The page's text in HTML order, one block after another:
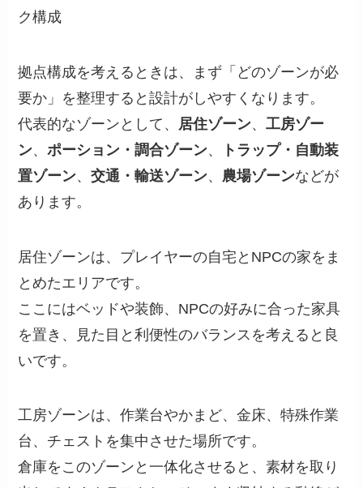
ク構成
拠点構成を考えるときは、まず「どのゾーンが必
要か」を整理すると設計がしやすくなります。
代表的なゾーンとして、 居住ゾーン、工房ゾー
ン、ポーション・調合ゾーン、
トラップ・自動装
置ゾーン、交通・輸送ゾーン、 農場ゾーンなどが
あります。
居住ゾーンは、プレイヤーの自宅とNPCの家をま
とめたエリアです。
ここにはベッドや装飾、NPCの好みに合った家具
を置き、見た目と利便性のバランスを考えると良
いです。
工房ゾーンは、作業台やかまど、金床、特殊作業
台、チェストを集中させた場所です。
倉庫をこのゾーンと一体化させると、素材を取り